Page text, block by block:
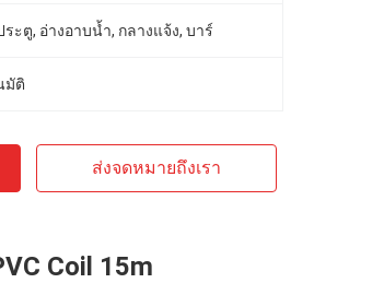
ะตู, อ่างอาบน้ำ, กลางแจ้ง, บาร์
มัติ
ส่งจดหมายถึงเรา
Coil 15m